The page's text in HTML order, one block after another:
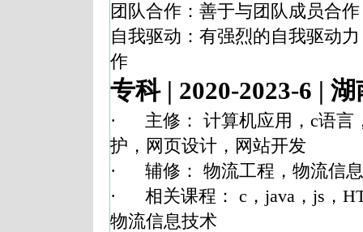
团队合作：善于与团队成员合
自我驱动 ：有强烈的自我驱动
作
专科| 2020-2023-6 | 湖
· 主修： 计算机应用， c语言
护，网页设计，网站开发
·
辅修： 物流工程，物流信
·
相关课程 ： c ， java ， js ，
物流信息技术